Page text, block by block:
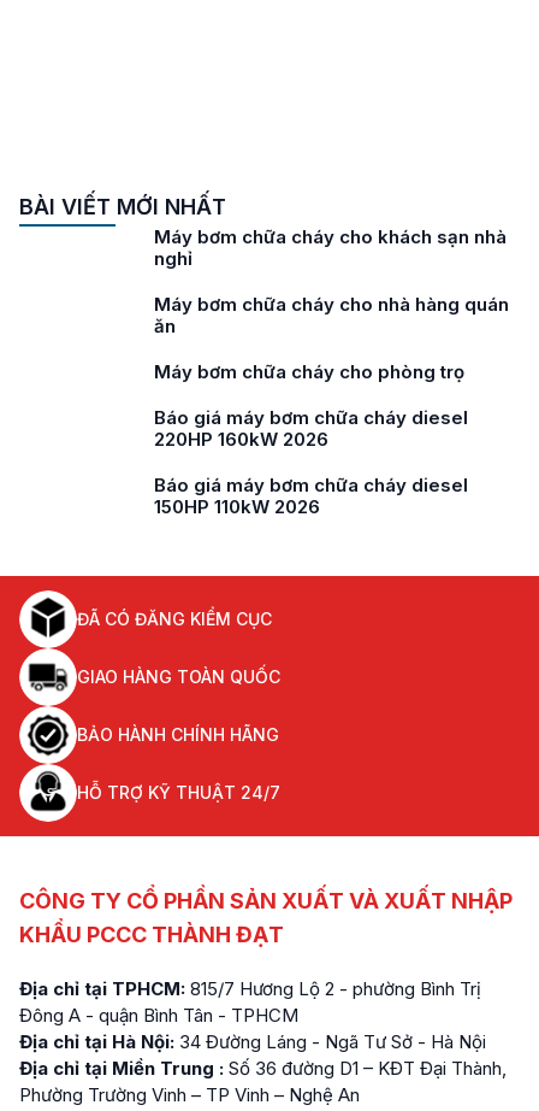
BÀI VIẾT MỚI NHẤT
Máy bơm chữa cháy cho khách sạn nhà
nghỉ
Máy bơm chữa cháy cho nhà hàng quán
ăn
Máy bơm chữa cháy cho phòng trọ
Báo giá máy bơm chữa cháy diesel
220HP 160kW 2026
Báo giá máy bơm chữa cháy diesel
150HP 110kW 2026
ĐÃ CÓ ĐĂNG KIỂM CỤC
GIAO HÀNG TOÀN QUỐC
BẢO HÀNH CHÍNH HÃNG
HỖ TRỢ KỸ THUẬT 24/7
CÔNG TY CỔ PHẦN SẢN XUẤT VÀ XUẤT NHẬP
KHẨU PCCC THÀNH ĐẠT
Địa chỉ tại TPHCM: 815/7 Hương Lộ 2 - phường Bình Trị
Đông A - quận Bình Tân - TPHCM
Địa chỉ tại Hà Nội: 34 Đường Láng - Ngã Tư Sở - Hà Nội
Địa chỉ tại Miền Trung : Số 36 đường D1 – KĐT Đại Thành,
Phường Trường Vinh – TP Vinh – Nghệ An